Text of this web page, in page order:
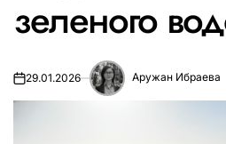
зеленого
29.01.2026 Аружан Ибраева